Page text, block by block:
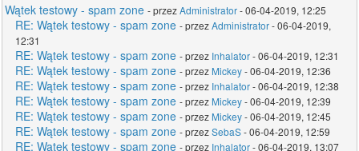
Wątek testowy - spam zone - przezAdministrator- 06-04-2019, 12:25
RE: Wątek testowy - spam zone - przezAdministrator- 06-04-2019,
12:31
RE: Wątek testowy - spam zone - przez Inhalator- 06-04-2019, 12:31
RE: Wątek testowy - spam zone - przez Mickey- 06-04-2019, 12:36
RE: Wątek testowy - spam zone - przez Inhalator- 06-04-2019, 12:38
RE: Wątek testowy - spam zone - przez Mickey- 06-04-2019, 12:39
RE: Wątek testowy - spam zone - przez Mickey- 06-04-2019, 12:45
RE: Wątek testowy - spam zone - przezSebaS- 06-04-2019, 12:59
RE: Wątek testowy - spam zone - przez Inhalator- 06-04-2019, 13:07